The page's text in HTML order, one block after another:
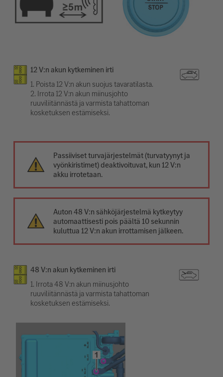
12 V:n akun kytkeminen irti
1. Poista 12 V:n akun suojus tavaratilasta.
2. Irrota 12 V:n akun miinusjohto
ruuviliitännästä ja varmista tahattoman
kosketuksen estämiseksi.
Passiiviset turvajärjestelmät (turvatyynyt ja
vyönkiristimet) deaktivoituvat, kun 12 V:n
akku irrotetaan.
Auton 48 V:n sähköjärjestelmä kytkeytyy
automaattisesti pois päältä 10 sekunnin
kuluttua 12 V:n akun irrottamisen jälkeen.
48 V:n akun kytkeminen irti
1. Irrota 48 V:n akun miinusjohto
ruuviliitännästä ja varmista tahattoman
kosketuksen estämiseksi.